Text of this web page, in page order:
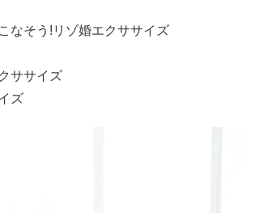
なそう!リゾ婚エクササイズ
ササイズ
ズ